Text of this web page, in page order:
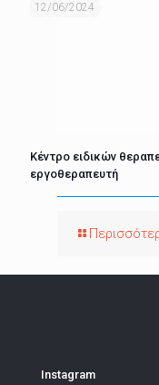
12/06/2024
Κέντρο ειδικών
εργοθεραπευτή
Instagram